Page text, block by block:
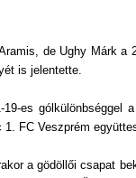
de Ughy Márk
is jelentette.
19-es gólkülönbséggel
FC Veszprém
a gödöllői csapat